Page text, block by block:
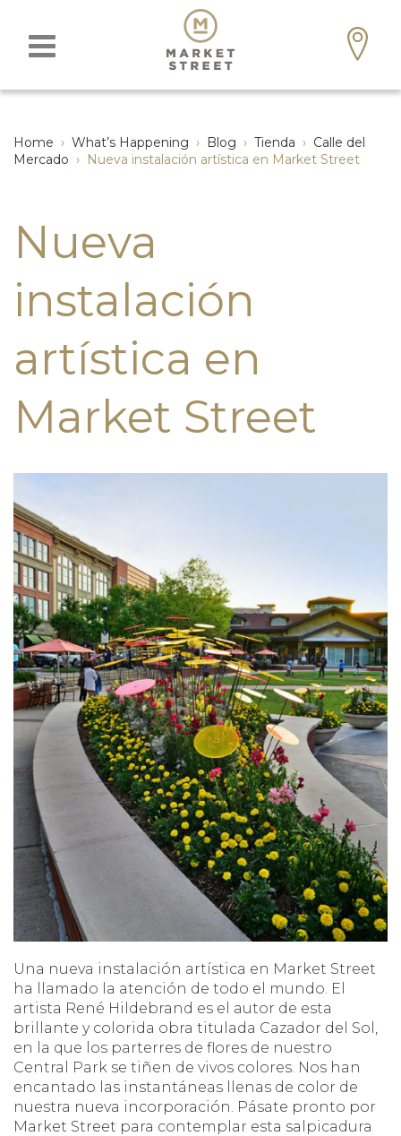
Home › What’s Happening › Blog › Tienda › Calle del
Mercado › Nueva instalación artística en Market Street
Nueva
instalación
artística en
Market Street
Una nueva instalación artística en Market Street
ha llamado la atención de todo el mundo. El
artista René Hildebrand es el autor de esta
brillante y colorida obra titulada Cazador del Sol,
en la que los parterres de flores de nuestro
Central Park se tiñen de vivos colores. Nos han
encantado las instantáneas llenas de color de
nuestra nueva incorporación. Pásate pronto por
Market Street para contemplar esta salpicadura